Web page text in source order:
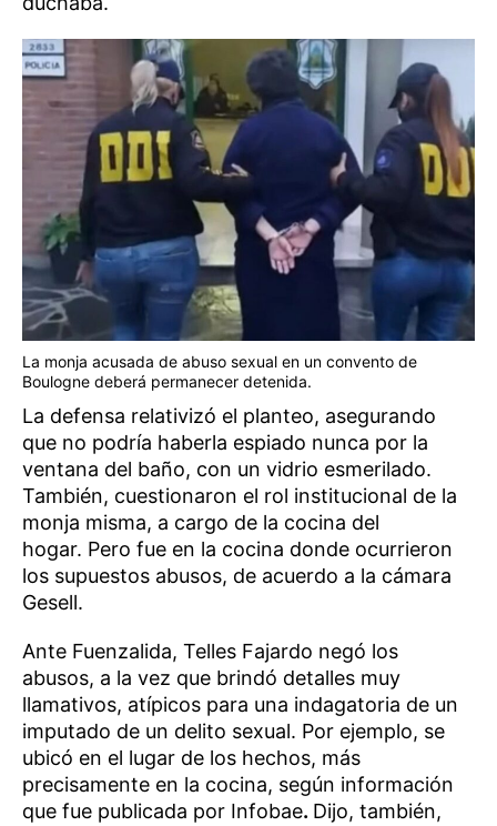
La monja acusada de abuso sexual en un convento de
Boulogne deberá permanecer detenida.
La defensa relativizó el planteo, asegurando
que no podría haberla espiado nunca por la
ventana del baño, con un vidrio esmerilado.
También, cuestionaron el rol institucional de la
monja misma, a cargo de la cocina del
hogar. Pero fue en la cocina donde ocurrieron
los supuestos abusos, de acuerdo a la cámara
Gesell.
Ante Fuenzalida, Telles Fajardo negó los
abusos, a la vez que brindó detalles muy
llamativos, atípicos para una indagatoria de un
imputado de un delito sexual. Por ejemplo, se
ubicó en el lugar de los hechos, más
precisamente en la cocina, según información
que fue publicada por Infobae. Dijo, también,